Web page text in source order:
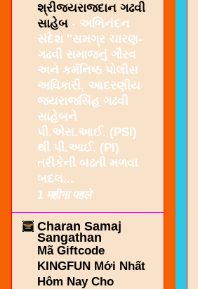
શ્રીજયરાજદાન ગઢવી
સાહેબ - અભિનંદન
સંદેશ "સમગ્ર ચારણ-
ગઢવી સમાજનું ગૌરવ
અને કર્મનિષ્ઠ પોલીસ
અધિકારી, આદરણીય
જયરાજસિંહ ગઢવી
સાહેબને
પી.એસ.આઈ. (PSI)
થી પી.આઈ. (PI)
તરીકેની બઢતી મળવા
બદલ...
1 महीना पहले
Charan Samaj
Sangathan
Mã Giftcode
KINGFUN Mới Nhất
Hôm Nay Cho